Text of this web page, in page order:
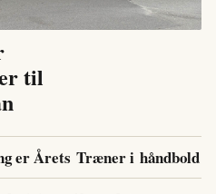
til
er Årets Træner i håndbold